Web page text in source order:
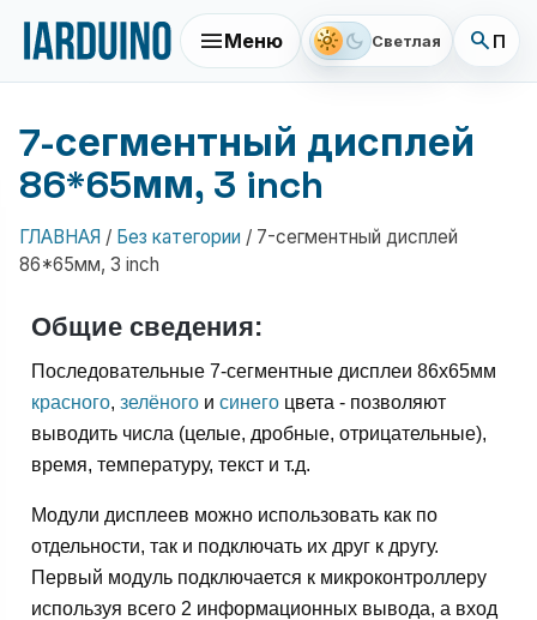
menuМеню light_mode dark_mode Светлая search
7-сегментный дисплей
86*65мм, 3 inch
ГЛАВНАЯ / Без категории / 7-сегментный дисплей
86*65мм, 3 inch
Общие сведения:
Последовательные 7-сегментные дисплеи 86x65мм
красного, зелёного и синего цвета - позволяют
выводить числа (целые, дробные, отрицательные),
время, температуру, текст и т.д.
Модули дисплеев можно использовать как по
отдельности, так и подключать их друг к другу.
Первый модуль подключается к микроконтроллеру
используя всего 2 информационных вывода, а вход